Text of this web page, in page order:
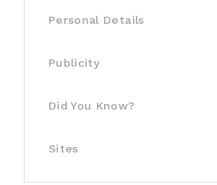
Personal Details
Publicity
Did You Know?
Sites